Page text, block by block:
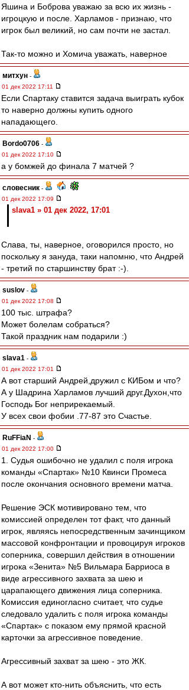
Яшина и Боброва уважаю за всю их жизнь -
игроцкую и после. Харламов - признаю, что
игрок был великий, но сам почти не застал.
Так-то можно и Хомича уважать, наверное
митхун -
01 дек 2022 17:11
Если Спартаку ставится задача выиграть кубок
то наверно должны купить одного
нападающего.
Bordo0706 -
01 дек 2022 17:10
а у бомжей до финала 7 матчей ?
словесник -
01 дек 2022 17:09
slava1 » 01 дек 2022, 17:01
Слава, ты, наверное, оговорился просто, но
поскольку я зануда, таки напомню, что Андрей
- третий по старшинству брат :-).
suslov -
01 дек 2022 17:08
100 тыс. штрафа?
Может болелам собраться?
Такой праздник нам подарили :)
slava1 -
01 дек 2022 17:01
А вот старший Андрей,дружил с КИБом и что?
А у Шадрина Харламов лучший друг.Духон,что
Господь Бог неприрекаемый.
У всех свои фобии .77-87 это Счастье.
RuFFiaN -
01 дек 2022 17:00
1. Судья ошибочно не удалил с поля игрока
команды «Спартак» №10 Квинси Промеса
после окончания основного времени матча.
Решение ЭСК мотивировано тем, что
комиссией определен тот факт, что данный
игрок, являясь непосредственным зачинщиком
массовой конфронтации и провоцируя игроков
соперника, совершил действия в отношении
игрока «Зенита» №5 Вильмара Барриоса в
виде агрессивного захвата за шею и
царапающего движения лица соперника.
Комиссия единогласно считает, что судье
следовало удалить с поля игрока команды
«Спартак» с показом ему прямой красной
карточки за агрессивное поведение.
Агрессивный захват за шею - это ЖК.
А вот может кто-нить объяснить, что есть